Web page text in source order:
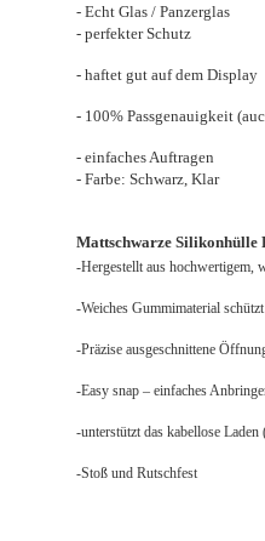
- Echt Glas / Panzerglas
- perfekter Schutz
- haftet gut auf dem Display
- 100% Passgenauigkeit
- einfaches Auftragen
- Farbe: Schwarz, Klar
Mattschwarze Silikonhülle
-Hergestellt aus
-Weiches Gummimaterial
-Präzise ausgeschnittene
-Easy snap – einfaches
-unterstützt das kabellose
-Stoß und Rutschfest